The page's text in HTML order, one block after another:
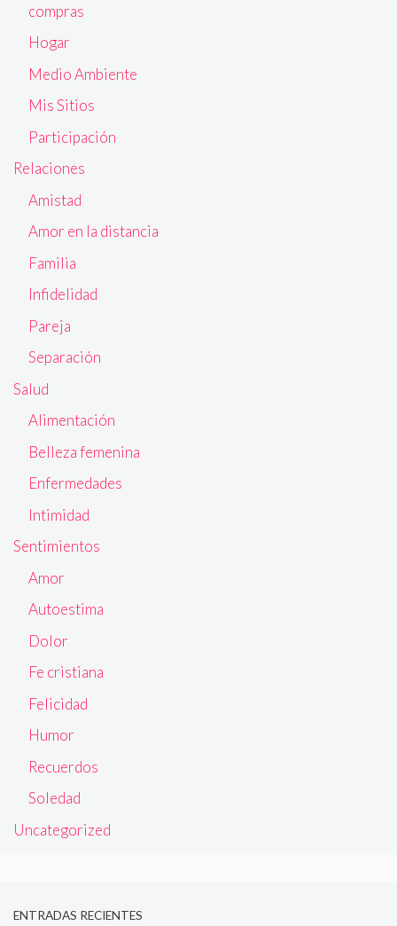
compras
Hogar
Medio Ambiente
Mis Sitios
Participación
Relaciones
Amistad
Amor en la distancia
Familia
Infidelidad
Pareja
Separación
Salud
Alimentación
Belleza femenina
Enfermedades
Intimidad
Sentimientos
Amor
Autoestima
Dolor
Fe cristiana
Felicidad
Humor
Recuerdos
Soledad
Uncategorized
ENTRADAS RECIENTES